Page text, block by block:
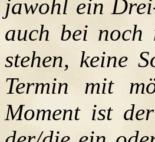
jawohl ein
auch bei noch
stehen, keine
Termin mit
Moment ist